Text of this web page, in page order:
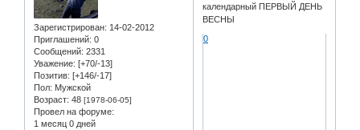
Зарегистрирован: 14-02-2012
Приглашений: 0
Сообщений: 2331
Уважение: [+70/-13]
Позитив: [+146/-17]
Пол: Мужской
Возраст: 48 [1978-06-05]
Провел на форуме:
1 месяц 0 дней
календарный ПЕРВЫЙ ДЕНЬ
ВЕСНЫ
0